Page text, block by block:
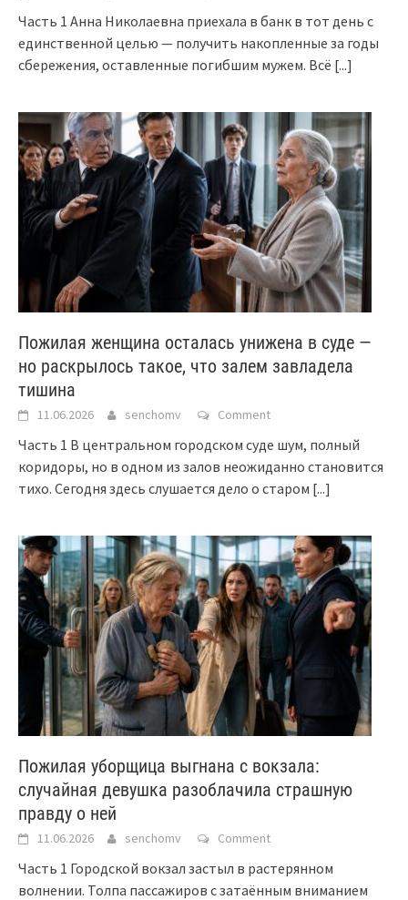
Часть 1 Анна Николаевна приехала в банк в тот день с
единственной целью — получить накопленные за годы
сбережения, оставленные погибшим мужем. Всё [...]
Пожилая женщина осталась унижена в суде —
но раскрылось такое, что залем завладела
тишина
11.06.2026 senchomv Comment
Часть 1 В центральном городском суде шум, полный
коридоры, но в одном из залов неожиданно становится
тихо. Сегодня здесь слушается дело о старом [...]
Пожилая уборщица выгнана с вокзала:
случайная девушка разоблачила страшную
правду о ней
11.06.2026 senchomv Comment
Часть 1 Городской вокзал застыл в растерянном
волнении. Толпа пассажиров с затаённым вниманием